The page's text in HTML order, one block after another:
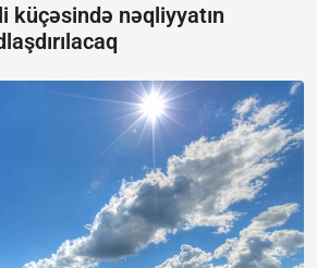
küçəsində nəqliyyatın